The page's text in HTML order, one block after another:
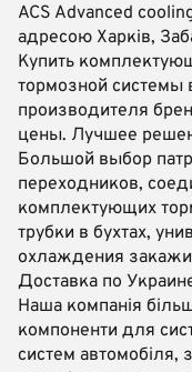
ACS Advanced
адресою Харків,
Купить
тормозной системы
производителя
цены. Лучшее
Большой выбор
переходников,
комплектующих
трубки в бухтах,
охлаждения
Доставка по
Наша компанія
компоненти для
систем автомобіля,